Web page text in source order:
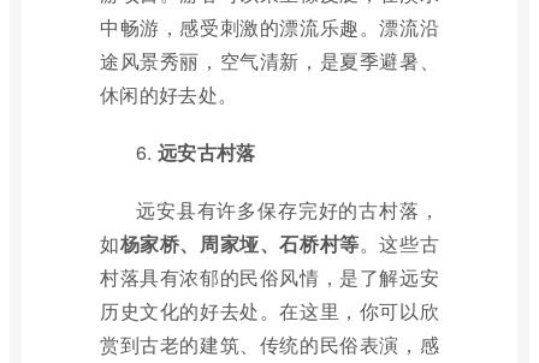
中畅游，感受刺激的漂流乐趣。漂流沿
途风景秀丽，空气清新，是夏季避暑、
休闲的好去处。
6. 远安古村落
远安县有许多保存完好的古村落，
如杨家桥、周家垭、石桥村等。这些古
村落具有浓郁的民俗风情，是了解远安
历史文化的好去处。在这里，你可以欣
赏到古老的建筑、传统的民俗表演，感